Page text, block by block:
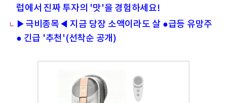
럽에서 진짜 투자의 '맛'을 경험하세요!
▶극비종목◀ 지금 당장 소액이라도 살 ●급등 유망주
● 긴급 '추천'(선착순 공개)